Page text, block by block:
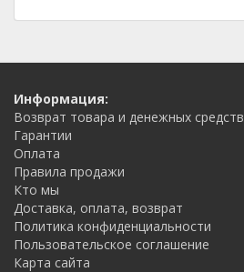
Информация:
Возврат товара и денежных средств
Гарантии
Оплата
Правила продажи
Кто мы
Доставка, оплата, возврат
Политика конфиденциальности
Пользовательское соглашение
Карта сайта